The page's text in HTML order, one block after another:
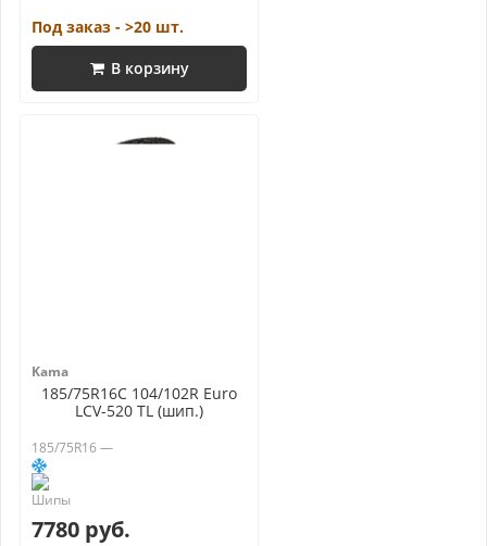
Под заказ - >20 шт.
В корзину
Kama
185/75R16C 104/102R Euro
LCV-520 TL (шип.)
185/75R16 —
7780 руб.